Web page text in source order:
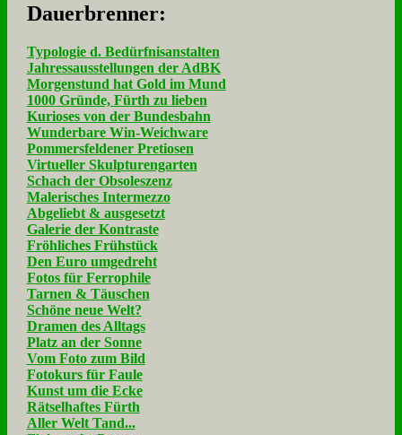
Dau­er­bren­ner:
Typologie d. Bedürfnisanstalten
Jahressausstellungen der AdBK
Morgenstund hat Gold im Mund
1000 Gründe, Fürth zu lieben
Kurioses von der Bundesbahn
Wunderbare Win-Weichware
Pommersfeldener Pretiosen
Virtueller Skulpturengarten
Schach der Obsoleszenz
Malerisches Intermezzo
Abgeliebt & ausgesetzt
Galerie der Kontraste
Fröhliches Frühstück
Den Euro umgedreht
Fotos für Ferrophile
Tarnen & Täuschen
Schöne neue Welt?
Dramen des Alltags
Platz an der Sonne
Vom Foto zum Bild
Fotokurs für Faule
Kunst um die Ecke
Rätselhaftes Fürth
Aller Welt Tand...